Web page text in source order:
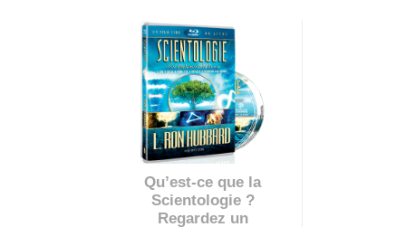
Qu’est-ce que la
Scientologie ?
Regardez un